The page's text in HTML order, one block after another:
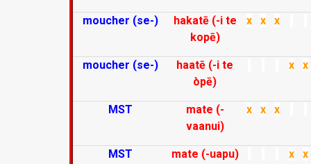
moucher (se-)
hakatē (-i te
kopē)
x x x
moucher (se-)
haatē (-i te
òpē)
x x
MST
mate (-
vaanui)
x x x
MST mate (-uapu) x x